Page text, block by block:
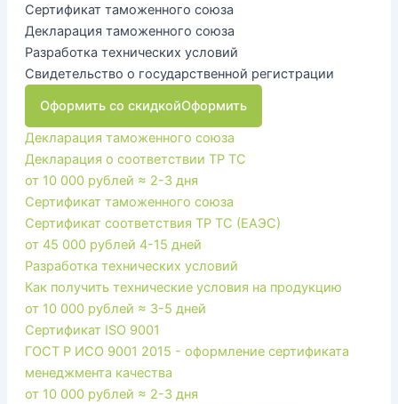
Сертификат таможенного союза
Декларация таможенного союза
Разработка технических условий
Свидетельство о государственной регистрации
Оформить со скидкойОформить
Декларация таможенного союза
Декларация о соответствии ТР ТС
от 10 000 рублей ≈ 2-3 дня
Сертификат таможенного союза
Сертификат соответствия ТР ТС (ЕАЭС)
от 45 000 рублей 4-15 дней
Разработка технических условий
Как получить технические условия на продукцию
от 10 000 рублей ≈ 3-5 дней
Сертификат ISO 9001
ГОСТ Р ИСО 9001 2015 - оформление сертификата
менеджмента качества
от 10 000 рублей ≈ 2-3 дня